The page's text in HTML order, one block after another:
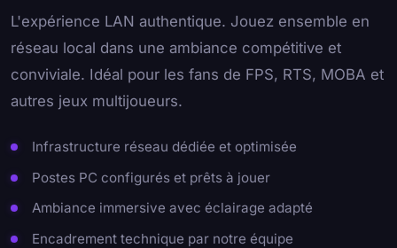
L'expérience LAN authentique. Jouez ensemble en
réseau local dans une ambiance compétitive et
conviviale. Idéal pour les fans de FPS, RTS, MOBA et
autres jeux multijoueurs.
Infrastructure réseau dédiée et optimisée
Postes PC configurés et prêts à jouer
Ambiance immersive avec éclairage adapté
Encadrement technique par notre équipe